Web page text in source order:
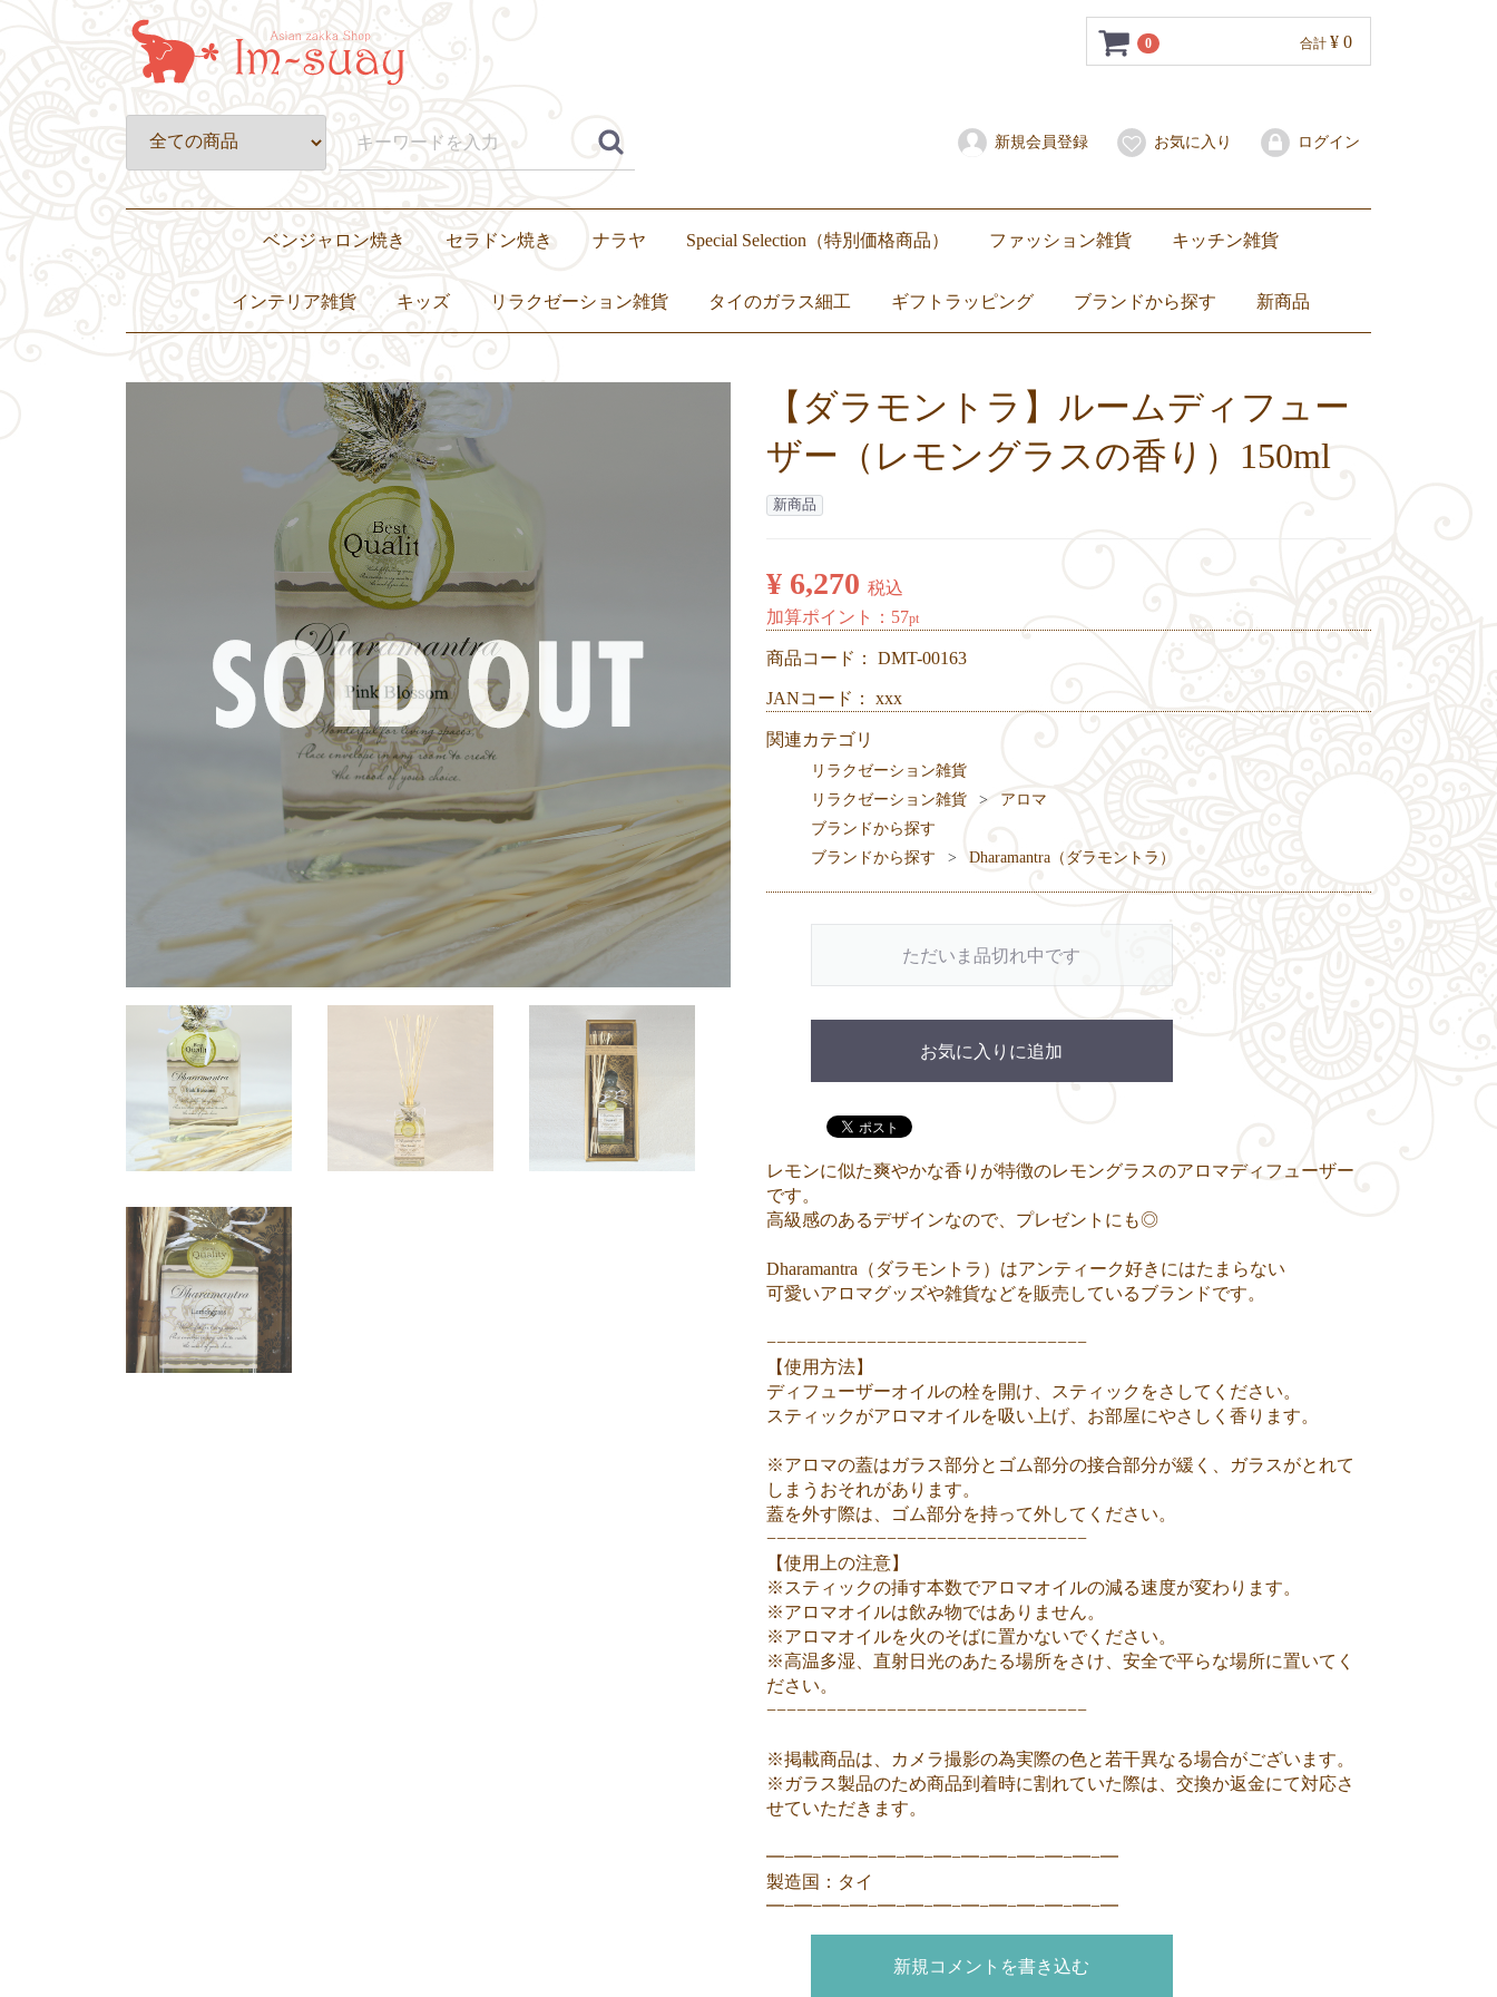
0 合計 ¥ 0
新規会員登録 お気に入り ログイン
ベンジャロン焼き
カップ&ソーサー・グラス
皿・プレート
壺・小物入れ
置物・オブジェ ティーセット・ディナーセット
セラドン焼き ナラヤ Special Selection（特別価格商品） ファッション雑貨
水着・サンダル
スカーフ
子ども服
バッグ トートバッグ
ショルダーバッグ
ハンドバッグ
エコバッグ
子ども用バッグ
ポーチ
財布・コインケース
携帯用爪楊枝入れ
その他
キッチン雑貨
琺瑯（ホーロー）
セラドン焼き
ベンジャロン焼き
食器
マグカップ・グラス
カトラリー・お箸
箸置き
ミトン
卓上小物
インテリア雑貨 キッズ リラクゼーション雑貨 タイのガラス細工 ギフトラッピング ブランドから探す 新商品
【ダラモントラ】ルームディフュー
ザー（レモングラスの香り）150ml
新商品
¥ 6,270 税込
加算ポイント： 57pt
商品コード： DMT-00163
JANコード： xxx
関連カテゴリ
リラクゼーション雑貨
リラクゼーション雑貨
アロマ
ブランドから探す
ブランドから探す
Dharamantra（ダラモントラ）
ただいま品切れ中です
お気に入りに追加
レモンに似た爽やかな香りが特徴のレモングラスのアロマディフューザー
です。
高級感のあるデザインなので、プレゼントにも◎
Dharamantra（ダラモントラ）はアンティーク好きにはたまらない
可愛いアロマグッズや雑貨などを販売しているブランドです。
−−−−−−−−−−−−−−−−−−−−−−−−−−−−−−−−
【使用方法】
ディフューザーオイルの栓を開け、スティックをさしてください。
スティックがアロマオイルを吸い上げ、お部屋にやさしく香ります。
※アロマの蓋はガラス部分とゴム部分の接合部分が緩く、ガラスがとれて
しまうおそれがあります。
蓋を外す際は、ゴム部分を持って外してください。
−−−−−−−−−−−−−−−−−−−−−−−−−−−−−−−−
【使用上の注意】
※スティックの挿す本数でアロマオイルの減る速度が変わります。
※アロマオイルは飲み物ではありません。
※アロマオイルを火のそばに置かないでください。
※高温多湿、直射日光のあたる場所をさけ、安全で平らな場所に置いてく
ださい。
−−−−−−−−−−−−−−−−−−−−−−−−−−−−−−−−
※掲載商品は、カメラ撮影の為実際の色と若干異なる場合がございます。
※ガラス製品のため商品到着時に割れていた際は、交換か返金にて対応さ
せていただきます。
━−━−━−━−━−━−━−━−━−━−━−━−━
製造国：タイ
━−━−━−━−━−━−━−━−━−━−━−━−━
新規コメントを書き込む